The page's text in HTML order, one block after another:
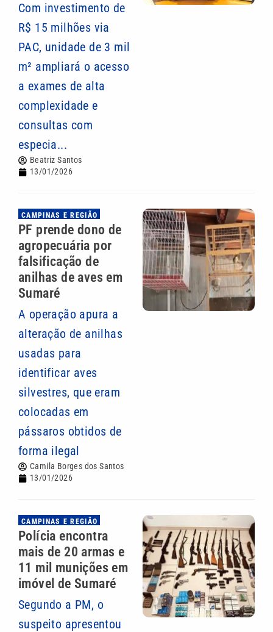
Com investimento de
R$ 15 milhões via
PAC, unidade de 3 mil
m² ampliará o acesso
a exames de alta
complexidade e
consultas com
especia...
Beatriz Santos
13/01/2026
CAMPINAS E REGIÃO
PF prende dono de
agropecuária por
falsificação de
anilhas de aves em
Sumaré
A operação apura a
alteração de anilhas
usadas para
identificar aves
silvestres, que eram
colocadas em
pássaros obtidos de
forma ilegal
Camila Borges dos Santos
13/01/2026
CAMPINAS E REGIÃO
Polícia encontra
mais de 20 armas e
11 mil munições em
imóvel de Sumaré
Segundo a PM, o
suspeito apresentou